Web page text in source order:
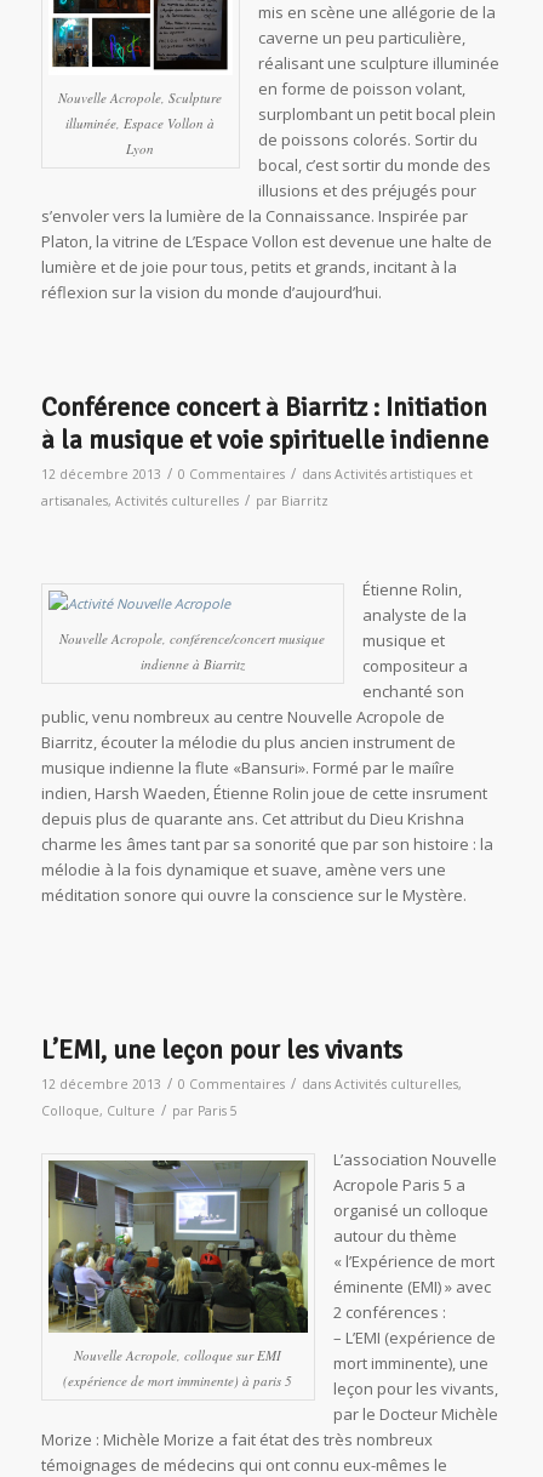
Nouvelle Acropole, Sculpture
illuminée, Espace Vollon à
Lyon
mis en scène une allégorie de la
caverne un peu particulière,
réalisant une sculpture illuminée
en forme de poisson volant,
surplombant un petit bocal plein
de poissons colorés. Sortir du
bocal, c’est sortir du monde des
illusions et des préjugés pour
s’envoler vers la lumière de la Connaissance. Inspirée par
Platon, la vitrine de L’Espace Vollon est devenue une halte de
lumière et de joie pour tous, petits et grands, incitant à la
réflexion sur la vision du monde d’aujourd’hui.
Conférence concert à Biarritz : Initiation
à la musique et voie spirituelle indienne
12 décembre 2013 / 0 Commentaires / dans Activités artistiques et
artisanales, Activités culturelles / par Biarritz
Nouvelle Acropole, conférence/concert musique
indienne à Biarritz
Étienne Rolin,
analyste de la
musique et
compositeur a
enchanté son
public, venu nombreux au centre Nouvelle Acropole de
Biarritz, écouter la mélodie du plus ancien instrument de
musique indienne la flute «Bansuri». Formé par le maiîre
indien, Harsh Waeden, Étienne Rolin joue de cette insrument
depuis plus de quarante ans. Cet attribut du Dieu Krishna
charme les âmes tant par sa sonorité que par son histoire : la
mélodie à la fois dynamique et suave, amène vers une
méditation sonore qui ouvre la conscience sur le Mystère.
L’EMI, une leçon pour les vivants
12 décembre 2013 / 0 Commentaires / dans Activités culturelles,
Colloque, Culture / par Paris 5
Nouvelle Acropole, colloque sur EMI
(expérience de mort imminente) à paris 5
L’association Nouvelle
Acropole Paris 5 a
organisé un colloque
autour du thème
« l’Expérience de mort
éminente (EMI) » avec
2 conférences :
– L’EMI (expérience de
mort imminente), une
leçon pour les vivants,
par le Docteur Michèle
Morize : Michèle Morize a fait état des très nombreux
témoignages de médecins qui ont connu eux-mêmes le